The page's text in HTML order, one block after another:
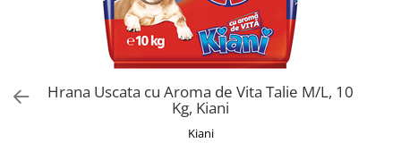
Sosuri si dressinguri
Siropuri si toppinguri
Faina, orez & alte alimente de baza
Chipsuri & Snacksuri
Bauturi Non-Alcoolice
Bauturi carbogazoase
Bauturi energizante
Dezinfectant toaleta
Detartrant toaleta
Odorizant toaleta
Servetele umede antibacteriene
Lotiuni si creme de corp
Tratamente ingrijire corp
Deodorante si antiperspirante
Ceara, benzi si creme depilatoare
Hrana Uscata cu Aroma de Vita Talie M/L, 10
Kg, Kiani
Kiani